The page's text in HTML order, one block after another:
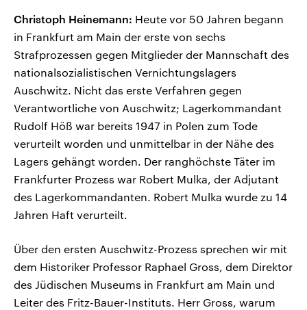
Christoph Heinemann: Heute vor 50 Jahren begann
in Frankfurt am Main der erste von sechs
Strafprozessen gegen Mitglieder der Mannschaft des
nationalsozialistischen Vernichtungslagers
Auschwitz. Nicht das erste Verfahren gegen
Verantwortliche von Auschwitz; Lagerkommandant
Rudolf Höß war bereits 1947 in Polen zum Tode
verurteilt worden und unmittelbar in der Nähe des
Lagers gehängt worden. Der ranghöchste Täter im
Frankfurter Prozess war Robert Mulka, der Adjutant
des Lagerkommandanten. Robert Mulka wurde zu 14
Jahren Haft verurteilt.
Über den ersten Auschwitz-Prozess sprechen wir mit
dem Historiker Professor Raphael Gross, dem Direktor
des Jüdischen Museums in Frankfurt am Main und
Leiter des Fritz-Bauer-Instituts. Herr Gross, warum